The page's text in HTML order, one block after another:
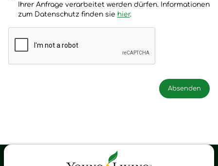
Ihrer Anfrage verarbeitet werden dürfen. Informationen
zum Datenschutz finden sie hier.
Young Living Shop-Oil Newsletter